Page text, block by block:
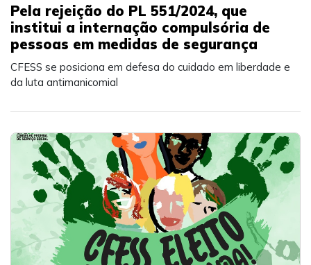
Pela rejeição do PL 551/2024, que
institui a internação compulsória de
pessoas em medidas de segurança
CFESS se posiciona em defesa do cuidado em liberdade e
da luta antimanicomial